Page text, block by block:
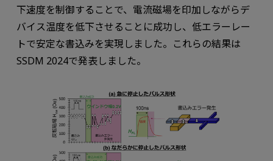
下速度を制御することで、電流磁場を印加しながらデ
バイス温度を低下させることに成功し、低エラーレー
トで安定な書込みを実現しました。これらの結果は
SSDM 2024で発表しました。